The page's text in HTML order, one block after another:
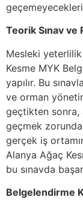
Teorik Sınav
Mesleki
Kesme MYK
yapılır. Bu
ve orman
geçtikten sonra,
geçmek
gerçek iş
Alanya Ağaç
bu sınavda
Belgelendirme